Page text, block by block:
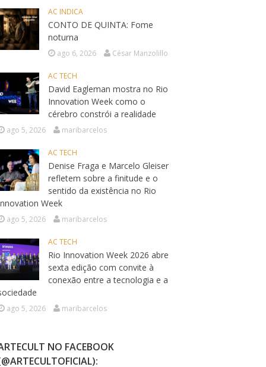
AC INDICA
CONTO DE QUINTA: Fome
noturna
ago 6, 2026 César Manzolillo
AC TECH
David Eagleman mostra no Rio
Innovation Week como o
cérebro constrói a realidade
ago 5, 2026 maribarcelos
AC TECH
Denise Fraga e Marcelo Gleiser
refletem sobre a finitude e o
sentido da existência no Rio
Week
ago 5, 2026 maribarcelos
AC TECH
Rio Innovation Week 2026 abre
sexta edição com convite à
conexão entre a tecnologia e a
ago 5, 2026 maribarcelos
NO FACEBOOK